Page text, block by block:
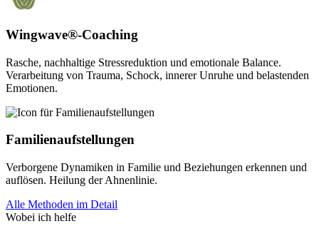
Wingwave®-Coaching
Rasche, nachhaltige Stressreduktion und emotionale Balance.
Verarbeitung von Trauma, Schock, innerer Unruhe und belastenden
Emotionen.
Familienaufstellungen
Verborgene Dynamiken in Familie und Beziehungen erkennen und
auflösen. Heilung der Ahnenlinie.
Alle Methoden im Detail
Wobei ich helfe